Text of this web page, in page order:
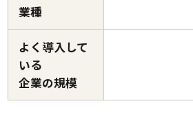
業種
よく導入して
いる
企業の規模